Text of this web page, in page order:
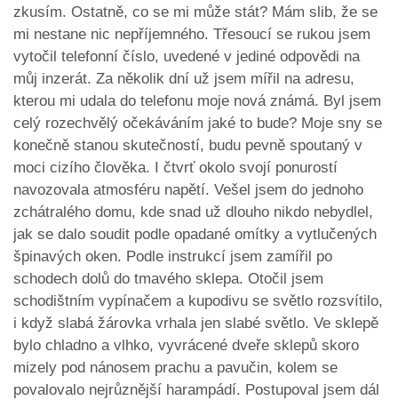
zkusím. Ostatně, co se mi může stát? Mám slib, že se
mi nestane nic nepříjemného. Třesoucí se rukou jsem
vytočil telefonní číslo, uvedené v jediné odpovědi na
můj inzerát. Za několik dní už jsem mířil na adresu,
kterou mi udala do telefonu moje nová známá. Byl jsem
celý rozechvělý očekáváním jaké to bude? Moje sny se
konečně stanou skutečností, budu pevně spoutaný v
moci cizího člověka. I čtvrť okolo svojí ponurostí
navozovala atmosféru napětí. Vešel jsem do jednoho
zchátralého domu, kde snad už dlouho nikdo nebydlel,
jak se dalo soudit podle opadané omítky a vytlučených
špinavých oken. Podle instrukcí jsem zamířil po
schodech dolů do tmavého sklepa. Otočil jsem
schodištním vypínačem a kupodivu se světlo rozsvítilo,
i když slabá žárovka vrhala jen slabé světlo. Ve sklepě
bylo chladno a vlhko, vyvrácené dveře sklepů skoro
mizely pod nánosem prachu a pavučin, kolem se
povalovalo nejrůznější harampádí. Postupoval jsem dál